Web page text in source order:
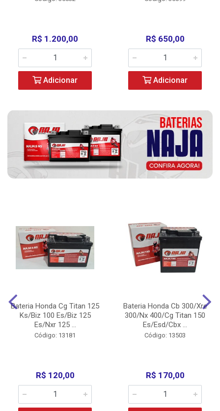
R$ 1.200,00
Adicionar
R$ 650,00
Adicionar
Bateria Honda Cg Titan 125
Ks/Biz 100 Es/Biz 125
Es/Nxr 125 ...
Código: 13181
R$ 120,00
Bateria Honda Cb 300/Xre
300/Nx 400/Cg Titan 150
Es/Esd/Cbx ...
Código: 13503
R$ 170,00